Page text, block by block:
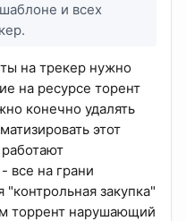
и всех
на трекер нужно
на ресурсе торент
конечно удалять
этот
все на грани
закупка"
торрент нарушающий